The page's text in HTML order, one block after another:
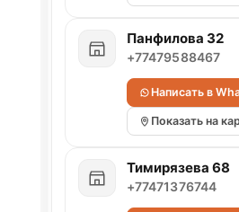
Панфилова 32
+77479588467
Написать в
Показать на
Тимирязева 68
+77471376744